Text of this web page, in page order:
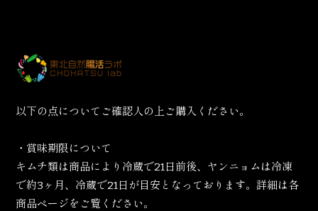
以下の点についてご確認人の上ご購入ください。
・賞味期限について
キムチ類は商品により冷蔵で21日前後、ヤンニョムは冷凍
で約3ヶ月、冷蔵で21日が目安となっております。詳細は各
商品ページをご覧ください。